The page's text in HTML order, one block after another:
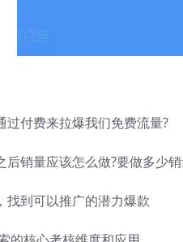
过付费来拉爆我们免费流量?
后销量应该怎么做?要做多少
找到可以推广的潜力爆款